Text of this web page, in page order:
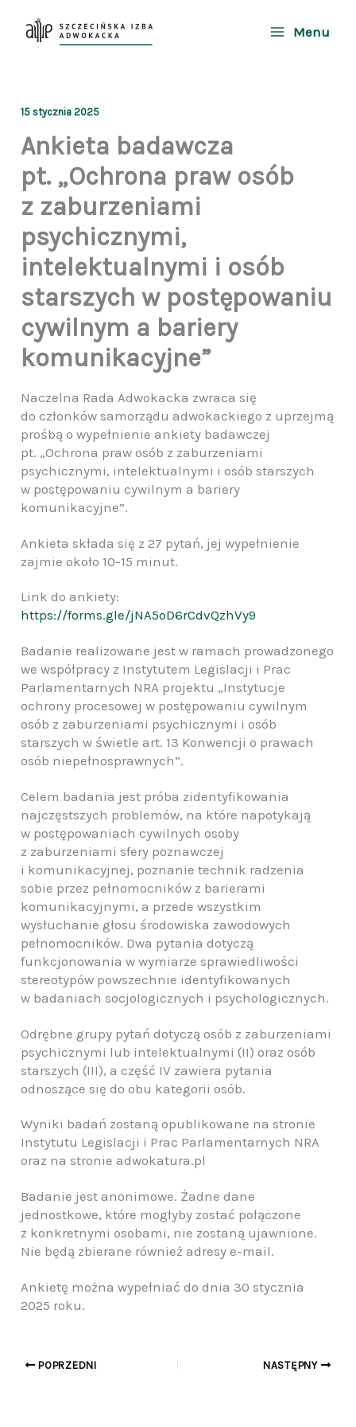
Menu
15 stycznia 2025
Ankieta badawcza
pt. „Ochrona praw osób
z zaburzeniami
psychicznymi,
intelektualnymi i osób
starszych w postępowaniu
cywilnym a bariery
komunikacyjne”
Naczelna Rada Adwokacka zwraca się
do członków samorządu adwokackiego z uprzejmą
prośbą o wypełnienie ankiety badawczej
pt. „Ochrona praw osób z zaburzeniami
psychicznymi, intelektualnymi i osób starszych
w postępowaniu cywilnym a bariery
komunikacyjne”.
Ankieta składa się z 27 pytań, jej wypełnienie
zajmie około 10-15 minut.
Link do ankiety:
https://forms.gle/jNA5oD6rCdvQzhVy9
Badanie realizowane jest w ramach prowadzonego
we współpracy z Instytutem Legislacji i Prac
Parlamentarnych NRA projektu „Instytucje
ochrony procesowej w postępowaniu cywilnym
osób z zaburzeniami psychicznymi i osób
starszych w świetle art. 13 Konwencji o prawach
osób niepełnosprawnych”.
Celem badania jest próba zidentyfikowania
najczęstszych problemów, na które napotykają
w postępowaniach cywilnych osoby
z zaburzeniami sfery poznawczej
i komunikacyjnej, poznanie technik radzenia
sobie przez pełnomocników z barierami
komunikacyjnymi, a przede wszystkim
wysłuchanie głosu środowiska zawodowych
pełnomocników. Dwa pytania dotyczą
funkcjonowania w wymiarze sprawiedliwości
stereotypów powszechnie identyfikowanych
w badaniach socjologicznych i psychologicznych.
Odrębne grupy pytań dotyczą osób z zaburzeniami
psychicznymi lub intelektualnymi (II) oraz osób
starszych (III), a część IV zawiera pytania
odnoszące się do obu kategorii osób.
Wyniki badań zostaną opublikowane na stronie
Instytutu Legislacji i Prac Parlamentarnych NRA
oraz na stronie adwokatura.pl
Badanie jest anonimowe. Żadne dane
jednostkowe, które mogłyby zostać połączone
z konkretnymi osobami, nie zostaną ujawnione.
Nie będą zbierane również adresy e-mail.
Ankietę można wypełniać do dnia 30 stycznia
2025 roku.
POPRZEDNI NASTĘPNY